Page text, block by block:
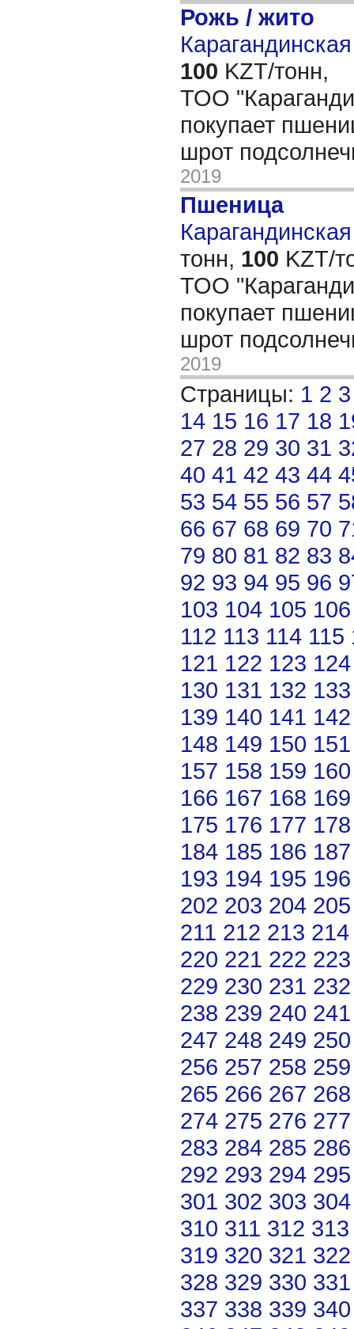
Рожь / жито
100 KZT/тонн,
ТОО
покупает
шрот
2019
Пшеница
тонн, 100 KZT/
ТОО
покупает
шрот
2019
Страницы: 1 2 3
14 15 16 17 18
27 28 29 30 31
40 41 42 43 44
53 54 55 56 57
66 67 68 69 70
79 80 81 82 83
92 93 94 95 96
103 104 105 106
112 113 114 115
121 122 123 124
130 131 132 133
139 140 141 142
148 149 150 151
157 158 159 160
166 167 168 169
175 176 177 178
184 185 186 187
193 194 195 196
202 203 204 205
211 212 213 214
220 221 222 223
229 230 231 232
238 239 240 241
247 248 249 250
256 257 258 259
265 266 267 268
274 275 276 277
283 284 285 286
292 293 294 295
301 302 303 304
310 311 312 313
319 320 321 322
328 329 330 331
337 338 339 340